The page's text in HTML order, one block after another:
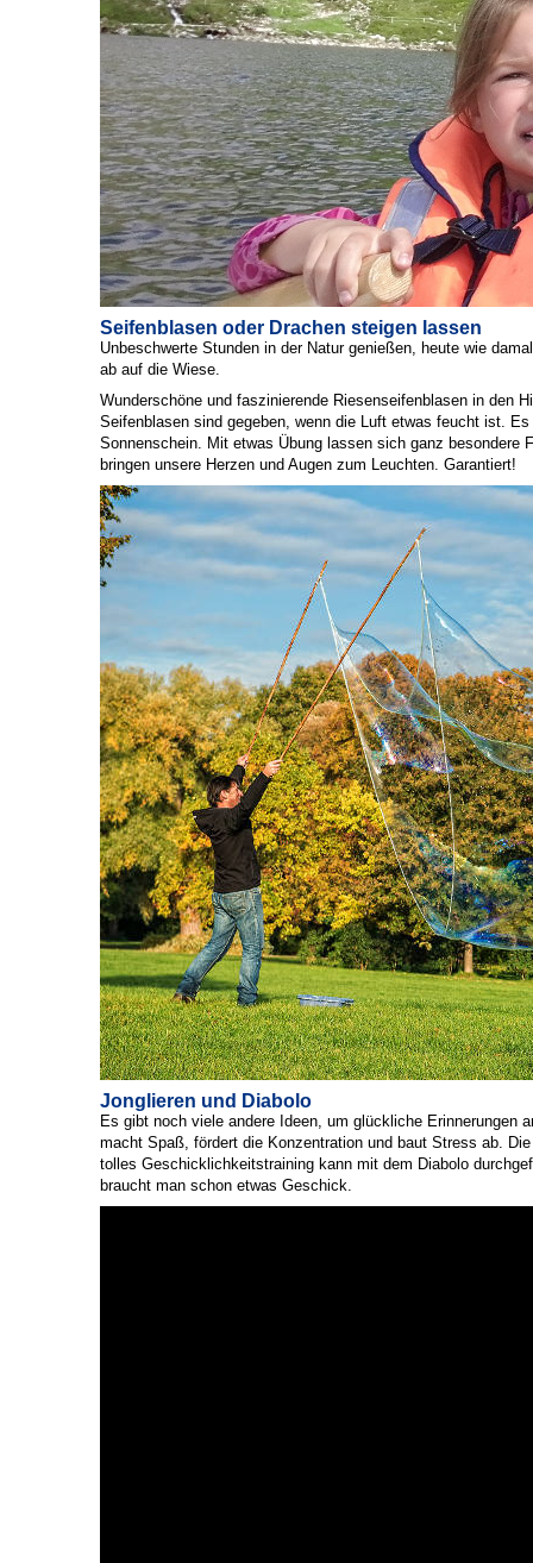
Seifenblasen oder Drachen steigen lassen
Unbeschwerte Stunden in der Natur genießen, heute wie
ab auf die Wiese.
Wunderschöne und faszinierende Riesenseifenblasen in den
Seifenblasen sind gegeben, wenn die Luft etwas feucht ist.
Sonnenschein. Mit etwas Übung lassen sich ganz besondere
bringen unsere Herzen und Augen zum Leuchten. Garantiert!
Jonglieren und Diabolo
Es gibt noch viele andere Ideen, um glückliche Erinnerungen
macht Spaß, fördert die Konzentration und baut Stress ab.
tolles Geschicklichkeitstraining kann mit dem Diabolo
braucht man schon etwas Geschick.